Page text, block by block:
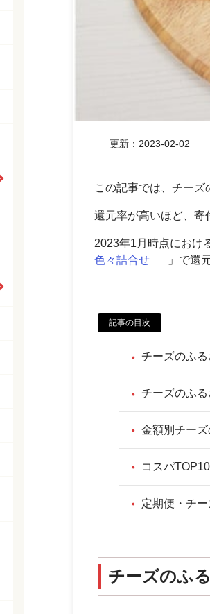
更新： 2023-02-02
この記事では、チーズ
還元率が高いほど、寄
2023年1月時点におけ
色々詰合せ
」で還
記事の目次
チーズのふる
チーズのふ
金額別チー
コスパTOP10
定期便・チ
チーズのふ